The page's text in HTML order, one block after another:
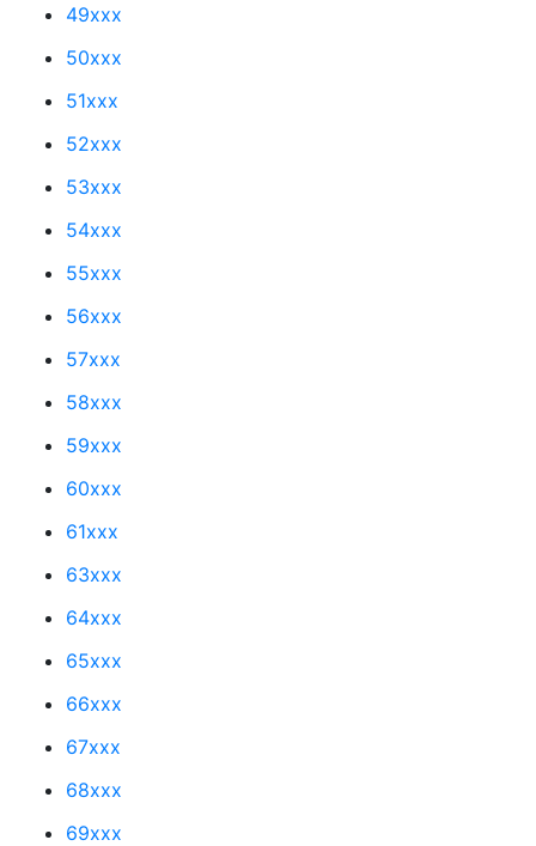
49xxx
50xxx
51xxx
52xxx
53xxx
54xxx
55xxx
56xxx
57xxx
58xxx
59xxx
60xxx
61xxx
63xxx
64xxx
65xxx
66xxx
67xxx
68xxx
69xxx